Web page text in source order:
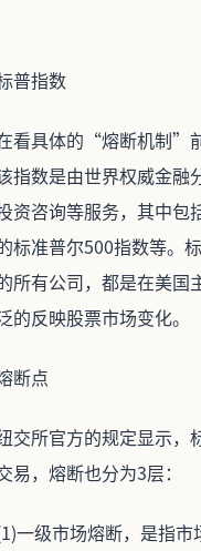
普指数
看具体的“熔断机制”
指数是由世界权威金融
资咨询等服务，其中包
标准普尔500指数等。
所有公司，都是在美国
的反映股票市场变化。
断点
交所官方的规定显示
易，熔断也分为3层：
一级市场熔断，是指市